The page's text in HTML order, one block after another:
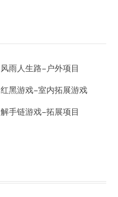
风雨人生路–户外项目
红黑游戏–室内拓展游戏
解手链游戏–拓展项目